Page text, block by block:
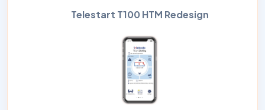
Telestart T100 HTM Redesign